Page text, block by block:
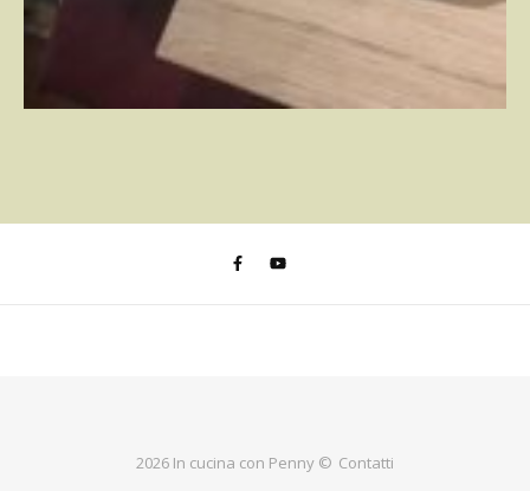
2026 In cucina con Penny © Contatti